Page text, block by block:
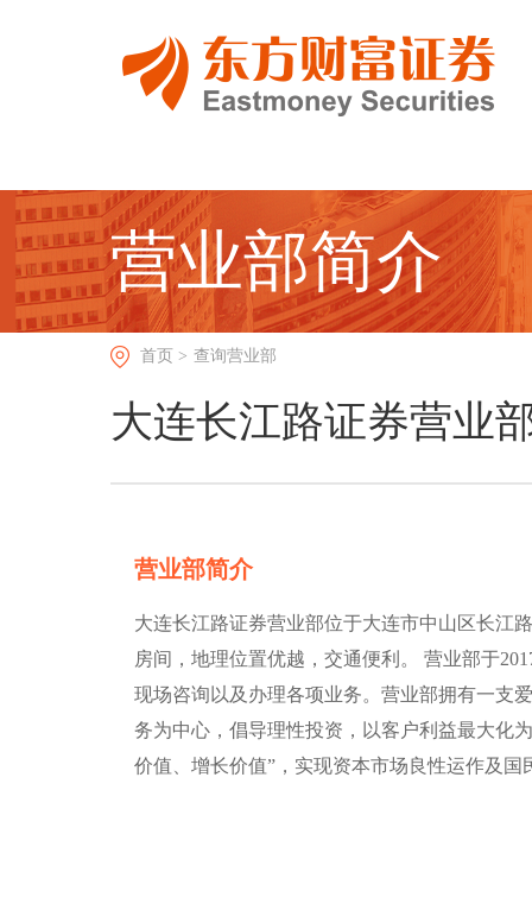
营业部简介
首页 > 查询营业部
大连长江路证券营业
营业部简介
大连长江路证券营业部位于大连市中山区长江
房间，地理位置优越，交通便利。 营业部于
现场咨询以及办理各项业务。营业部拥有一支
务为中心，倡导理性投资，以客户利益最大化
价值、增长价值”，实现资本市场良性运作及